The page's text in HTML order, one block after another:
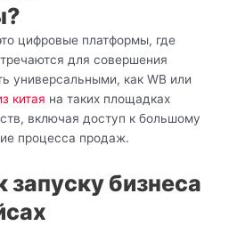
цифровые платформы, где
для совершения
универсальными, как WB или
китая на таких площадках
включая доступ к большому
процесса продаж.
бизнеса